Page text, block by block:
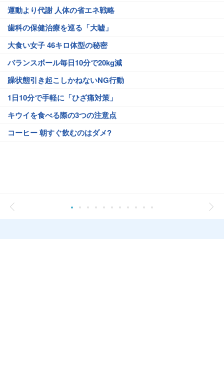
運動より代謝 人体の省エネ戦略
歯科の保健治療を巡る「大嘘」
大食い女子 46キロ体型の秘密
バランスボール毎日10分で20kg減
躁状態引き起こしかねないNG行動
1日10分で手軽に「ひざ痛対策」
キウイを食べる際の3つの注意点
コーヒー 朝すぐ飲むのはダメ?